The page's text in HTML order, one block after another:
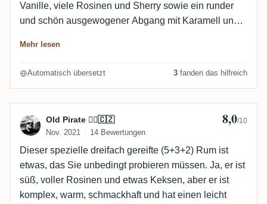
Vanille, viele Rosinen und Sherry sowie ein runder
und schön ausgewogener Abgang mit Karamell und
Mehr lesen
Automatisch übersetzt 3 fanden das hilfreich
Bewertung von Old Pirate 🏴‍☠️🇨🇿
Old Pirate 🏴‍☠️🇨🇿
Nov. 2021 14 Bewertungen
8,0/10
Dieser spezielle dreifach gereifte (5+3+2) Rum ist
etwas, das Sie unbedingt probieren müssen. Ja, er ist
süß, voller Rosinen und etwas Keksen, aber er ist
komplex, warm, schmackhaft und hat einen leicht